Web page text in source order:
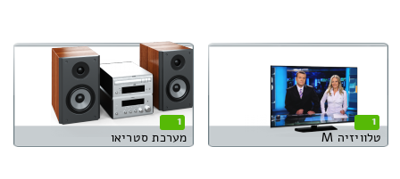
1
טלוויזיה M
1
מערכת סטריאו